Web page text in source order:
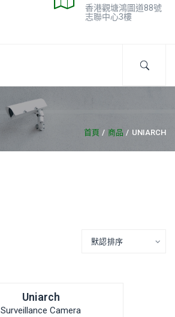
香港觀塘鴻圖道88號
志聯中心3樓
首頁 商品 UNIARCH
Uniarch
Surveillance Camera